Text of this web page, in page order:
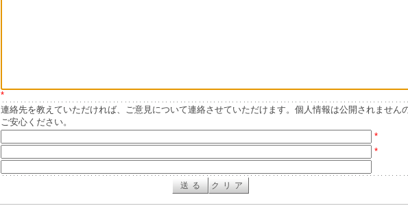
*
連絡先を教えていただければ、ご意見について連絡させていただけます。個人情報は公開されません
ご安心ください。
*
*